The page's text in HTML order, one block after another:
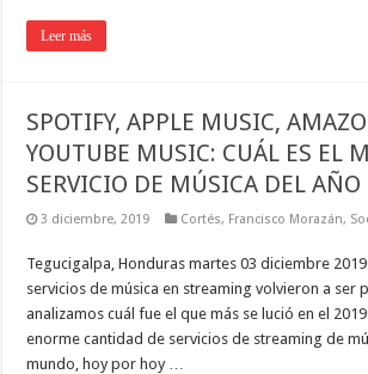
Leer más
SPOTIFY, APPLE MUSIC,
YOUTUBE MUSIC: CUÁL ES EL
SERVICIO DE MÚSICA DEL AÑO
3 diciembre, 2019 Cortés, Francisco Morazán,
Tegucigalpa, Honduras martes 03 diciembre
servicios de música en streaming volvieron a ser
analizamos cuál fue el que más se lució en el
enorme cantidad de servicios de streaming de
mundo, hoy por hoy …